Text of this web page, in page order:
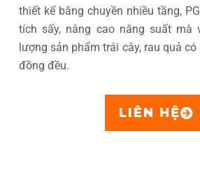
thiết kế băng chuyền nhiều tầng,
tích sấy, nâng cao năng suất mà
lượng sản phẩm trái cây, rau quả
đồng đều.
LIÊN HỆ